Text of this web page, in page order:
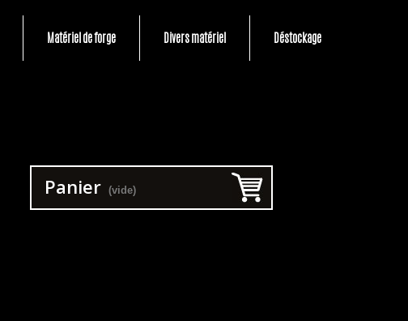
Panier (vide)
Matériel de forge Divers matériel Déstockage